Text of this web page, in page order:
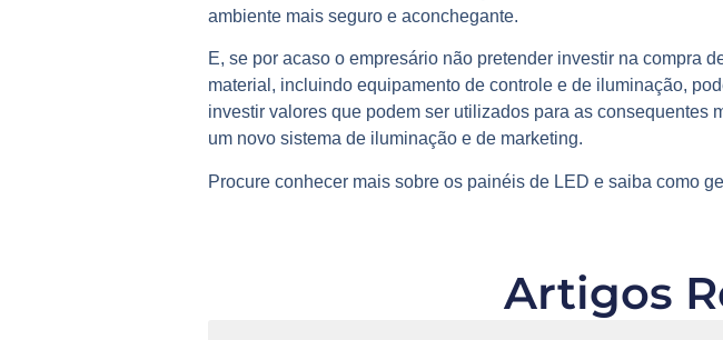
ambiente mais seguro e aconchegante.
E, se por acaso o empresário não pretender investir na compra
material, incluindo equipamento de controle e de iluminação,
investir valores que podem ser utilizados para as
um novo sistema de iluminação e de marketing.
Procure conhecer mais sobre os painéis de LED e saiba como
Artigos